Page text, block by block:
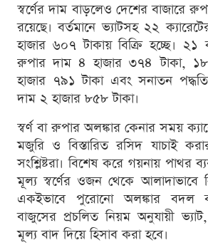
স্বর্ণের দাম বাড়লেও দেশের বাজারে
রয়েছে। বর্তমানে ভ্যাটসহ ২২
হাজার ৬০৭ টাকায় বিক্রি হচ্ছে। ২১
রুপার দাম ৪ হাজার ৩৭৪ টাকা,
হাজার ৭৯১ টাকা এবং সনাতন
দাম ২ হাজার ৮৫৮ টাকা।
স্বর্ণ বা রুপার অলঙ্কার কেনার সময়
মজুরি ও বিস্তারিত রসিদ যাচাই
সংশ্লিষ্টরা। বিশেষ করে গয়নায় পাথর
মূল্য স্বর্ণের ওজন থেকে আলাদাভাবে
একইভাবে পুরোনো অলঙ্কার বদল বা
বাজুসের প্রচলিত নিয়ম অনুযায়ী
মূল্য বাদ দিয়ে হিসাব করা হবে।